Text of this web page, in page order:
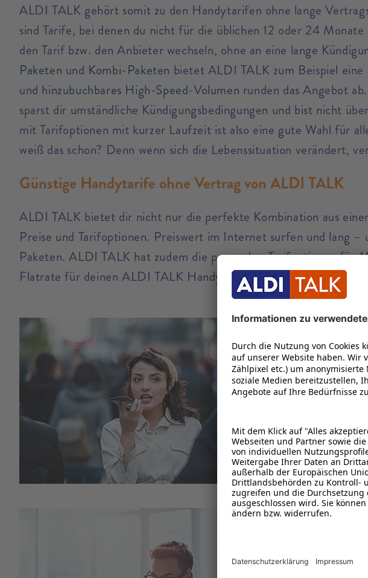
ALDI TALK gehört somit zu den Handytarifen ohne lange
sind Tarife, bei denen du nicht für die üblichen 12 oder 24
den Tarif bzw. den Anbieter wechseln, ohne an eine lange
Paketen und Kombi-Paketen bietet ALDI TALK zum Beispiel
und hinzubuchbares High-Speed-Volumen runden das Angebot
sparst dir umständliche Kündigungsbedingungen und bist nicht
mit Tarifoptionen mit kurzer Laufzeit ist also eine gute Wahl für
weiß das schon? Denn wenn sich die Lebenssituation verändert,
Günstige Handytarife ohne Vertrag von ALDI TALK
ALDI TALK bietet dir nicht nur die perfekte Kombination aus
Preise und Tarifoptionen. Preiswert im Internet surfen und lang
Paketen. ALDI TALK hat zudem die passenden Tarifoptionen für
Flatrate für deinen ALDI TALK Handytarif ohne Vertrag und
Handytarife
Ein Prepaid-
Laufzeit an fixe
automatisch
Handytarife ohne
Viele Anbieter
Beliebt sind